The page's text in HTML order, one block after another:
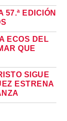
57.ª EDICIÓN
ECOS DEL
QUE
SIGUE
ESTRENA